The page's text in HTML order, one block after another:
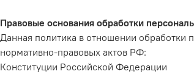
Правовые основания обработки
Данная политика в отношении обработки
нормативно-правовых актов РФ:
Конституции Российской Федерации